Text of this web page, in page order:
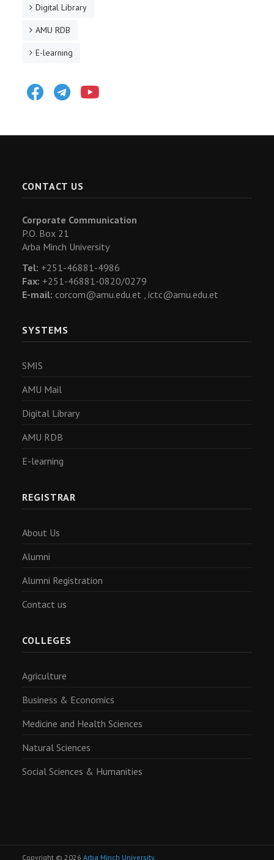
Digital Library
AMU RDB
E-learning
FacebookTelegram
CONTACT US
Corporate Communication
P.O. Box 21
Arba Minch University
Tel: +251-46881-4986
Fax: +251-46881-0820/0279
E-mail: corcom@amu.edu.et , ictc@amu.edu.et
SYSTEMS
SMIS
AMU Mail
Digital Library
AMU RDB
E-learning
REGISTRAR
About Us
Alumni
Alumni Registration
Contact us
COLLEGES
Agriculture
Business & Economics
Medicine and Health Sciences
Natural Sciences
Social Sciences & Humanities
Copyright © 2026 Arba Minch University.